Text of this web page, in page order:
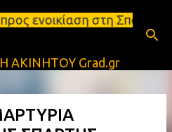
περιεχόμενο
Σπάρτη Ενοικιάσεις
ΑΚΙΝΗΤΟΥ Grad.gr